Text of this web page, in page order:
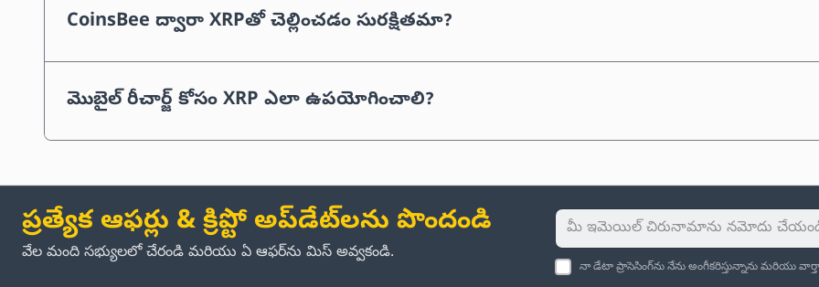
CoinsBee ద్వారా XRPతో చెల్లించడం సురక్షితమా?
మొబైల్ రీచార్జ్ కోసం XRP ఎలా ఉపయోగించాలి?
ప్రత్యేక ఆఫర్లు & క్రిప్టో అప్‌డేట్‌లను పొందండి
వేల మంది సభ్యులలో చేరండి మరియు ఏ ఆఫర్‌ను మిస్ అవ్వకండి.
నా డేటా ప్రాసెసింగ్‌ను నేను అంగీకరిస్తున్నాను మరియు